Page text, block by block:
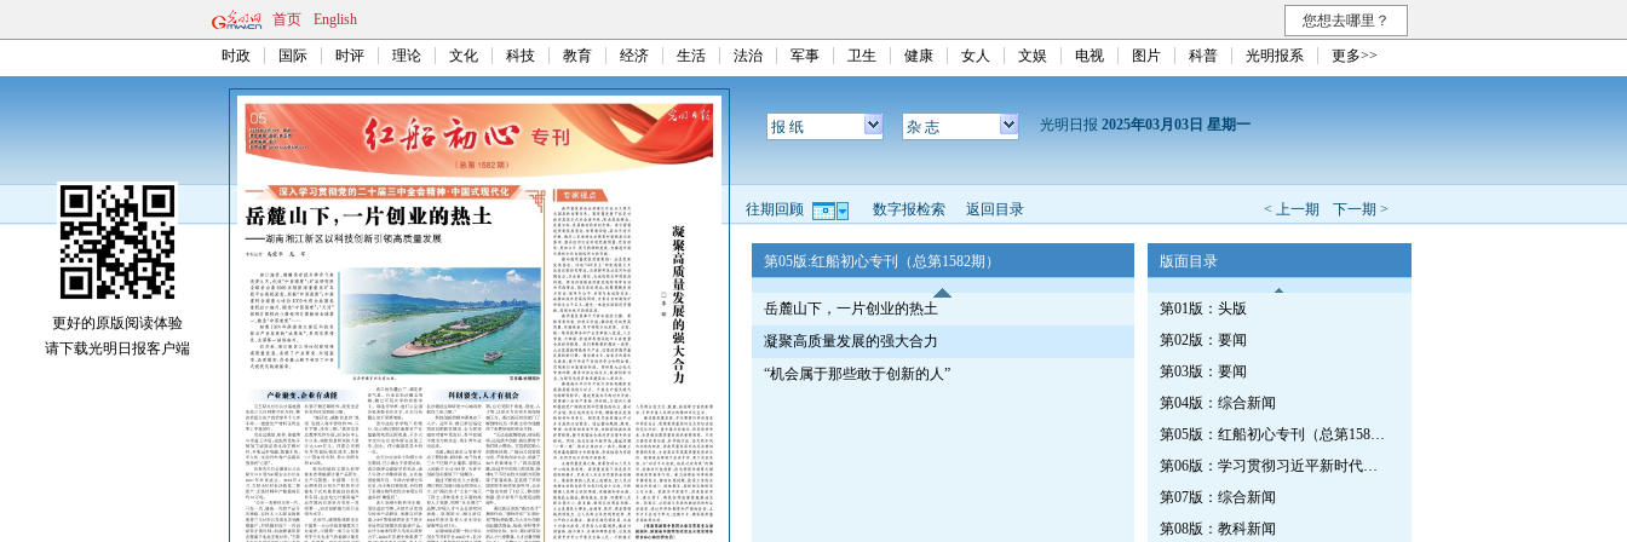
首页 English 您想去哪里？
时政 国际 时评 理论 文化 科技 教育 经济 生活 法治 军事 卫生 健康 女人 文娱 电视 图片 科普 光明报系 更多>>
报 纸 杂 志 光明日报 2025年03月03日 星期一
< 上一期 下一期 >
往期回顾 数字报检索 返回目录
第05版:红船初心专刊（总第1582期）
岳麓山下，一片创业的热土
凝聚高质量发展的强大合力
“机会属于那些敢于创新的人”
版面目录
第01版：头版
第02版：要闻
第03版：要闻
第04版：综合新闻
第05版：红船初心专刊（总第1582期）
第06版：学习贯彻习近平新时代中国特色社会主义思想专刊
第07版：综合新闻
第08版：教科新闻
更好的原版阅读体验
请下载光明日报客户端